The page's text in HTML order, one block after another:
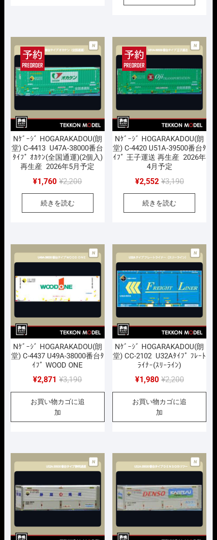
格
し
価
¥2,552
で
Nｹﾞｰｼﾞ HOGARAKADOU(朗
堂) C-4413 U47A‐38000番台
ﾀｲﾌﾟ ｵｶｹﾝ(全国通運)(2個入)
再生産 2026年5月予定
¥2,200元
の
格
で
し
た。
¥1,760
現
在
価
¥1,760
で
す。
続きを読む
Nｹﾞｰｼﾞ HOGARAKADOU(朗
堂) C-4420 U51A‐39500番台ﾀ
ｲﾌﾟ 王子運送 再生産 2026年
4月予定
¥3,190元
の
格
で
し
た。
¥2,552
現
在
価
¥2,552
で
す。
続きを読む
Nｹﾞｰｼﾞ HOGARAKADOU(朗
堂) C-4437 U49A-38000番台ﾀ
ｲﾌﾟ WOOD ONE
¥3,190元
の
価
し
た。
¥2,871
現
在
の
で
す。
お買い物カゴに追
加
Nｹﾞｰｼﾞ HOGARAKADOU(朗
堂) CC-2102 U32Aﾀｲﾌﾟ ﾌﾚｰﾄ
ﾗｲﾅｰ(ｽﾘｰﾗｲﾝ)
¥2,200元
の
価
し
た。
¥1,980
現
在
の
で
す。
お買い物カゴに追
加